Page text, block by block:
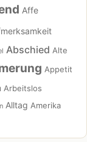
Affe
Abschied Alte
Appetit
Arbeitslos
Alltag Amerika